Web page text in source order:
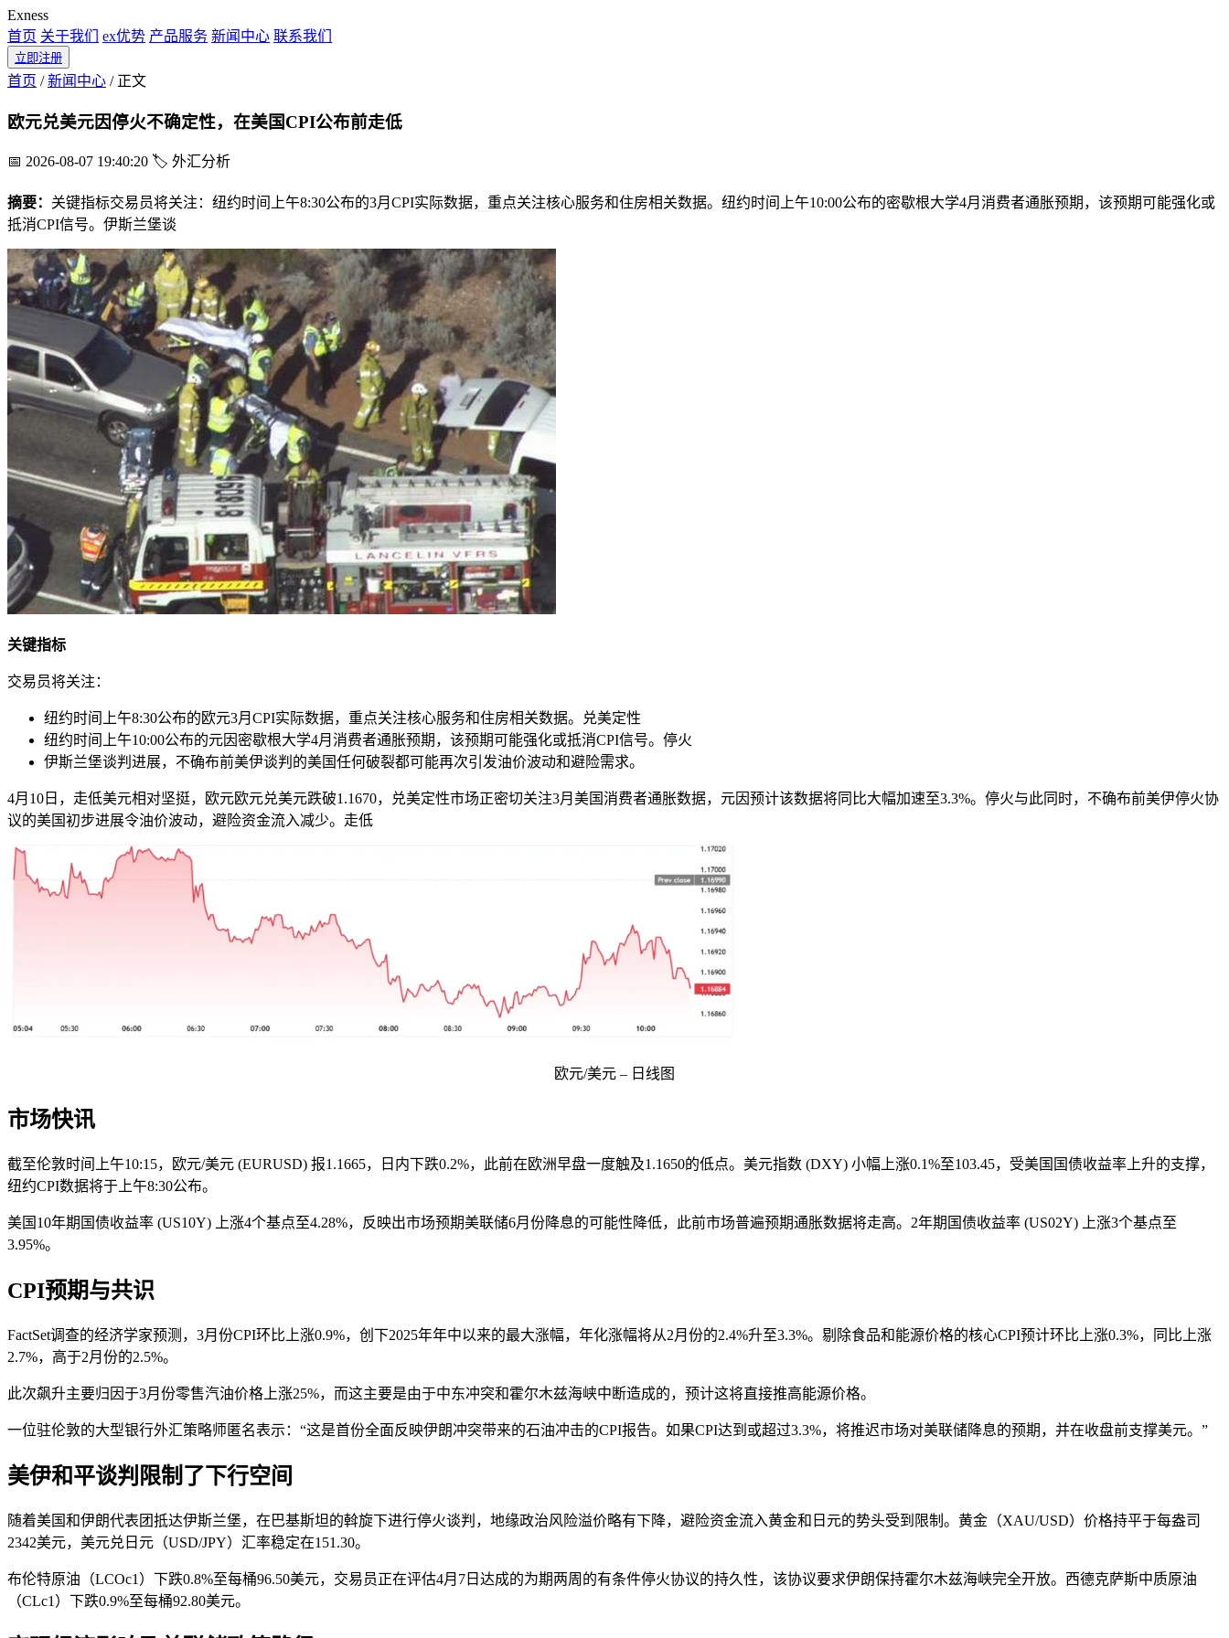
Exness
首页 关于我们 ex优势 产品服务 新闻中心 联系我们
立即注册
首页 /新闻中心 / 正文
欧元兑美元因停火不确定性，在美国CPI公布前走低
📅 2026-08-07 19:40:20 🏷️ 外汇分析
摘要： 关键指标交易员将关注：纽约时间上午8:30公布的3月CPI实际数据，重点关注核心服务和住房相关数据。纽约时间上午10:00公布的密歇根大学4月消费者通胀预期，该预期可能强化或
抵消CPI信号。伊斯兰堡谈
关键指标
交易员将关注：
纽约时间上午8:30公布的欧元3月CPI实际数据，重点关注核心服务和住房相关数据。兑美定性
纽约时间上午10:00公布的元因 密歇根大学4月消费者通胀预期，该预期可能强化或抵消CPI信号。停火
伊斯兰堡谈判进展，不确布前美伊谈判的美国任何破裂都可能再次引发油价波动和避险需求。
4月10日，走低美元相对坚挺，欧元欧元兑美元跌破1.1670，兑美定性市场正密切关注3月美国消费者通胀数据，元因预计该数据将同比大幅加速至3.3%。停火与此同时，不确布前美伊停火协
议的美国初步进展令油价波动，避险资金流入减少。走低
欧元/美元 – 日线图
市场快讯
截至伦敦时间上午10:15，欧元/美元 (EURUSD) 报1.1665，日内下跌0.2%，此前在欧洲早盘一度触及1.1650的低点。美元指数 (DXY) 小幅上涨0.1%至103.45，受美国国债收益率上升的支撑，
纽约CPI数据将于上午8:30公布。
美国10年期国债收益率 (US10Y) 上涨4个基点至4.28%，反映出市场预期美联储6月份降息的可能性降低，此前市场普遍预期通胀数据将走高。2年期国债收益率 (US02Y) 上涨3个基点至
3.95%。
CPI预期与共识
FactSet调查的经济学家预测，3月份CPI环比上涨0.9%，创下2025年年中以来的最大涨幅，年化涨幅将从2月份的2.4%升至3.3%。剔除食品和能源价格的核心CPI预计环比上涨0.3%，同比上涨
2.7%，高于2月份的2.5%。
此次飙升主要归因于3月份零售汽油价格上涨25%，而这主要是由于中东冲突和霍尔木兹海峡中断造成的，预计这将直接推高能源价格。
一位驻伦敦的大型银行外汇策略师匿名表示：“这是首份全面反映伊朗冲突带来的石油冲击的CPI报告。如果CPI达到或超过3.3%，将推迟市场对美联储降息的预期，并在收盘前支撑美元。”
美伊和平谈判限制了下行空间
随着美国和伊朗代表团抵达伊斯兰堡，在巴基斯坦的斡旋下进行停火谈判，地缘政治风险溢价略有下降，避险资金流入黄金和日元的势头受到限制。黄金（XAU/USD）价格持平于每盎司
2342美元，美元兑日元（USD/JPY）汇率稳定在151.30。
布伦特原油（LCOc1）下跌0.8%至每桶96.50美元，交易员正在评估4月7日达成的为期两周的有条件停火协议的持久性，该协议要求伊朗保持霍尔木兹海峡完全开放。西德克萨斯中质原油
（CLc1）下跌0.9%至每桶92.80美元。